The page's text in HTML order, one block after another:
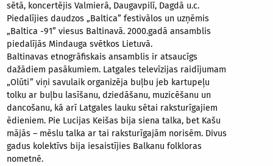
sētā, koncertējis Valmierā, Daugavpilī, Dagdā u.c.
Piedalījies daudzos „Baltica” festivālos un uzņēmis
„Baltica -91” viesus Baltinavā. 2000.gadā ansamblis
piedalījās Mindauga svētkos Lietuvā.
Baltinavas etnogrāfiskais ansamblis ir atsaucīgs
dažādiem pasākumiem. Latgales televīzijas raidījumam
„Olūti” viņi savulaik organizēja buļbu jeb kartupeļu
tolku ar buļbu lasīšanu, dziedāšanu, muzicēšanu un
dancošanu, kā arī Latgales lauku sētai raksturīgajiem
ēdieniem. Pie Lucijas Keišas bija siena talka, bet Kašu
mājās – mēslu talka ar tai raksturīgajām norisēm. Divus
gadus kolektīvs bija iesaistījies Balkanu folkloras
nometnē.